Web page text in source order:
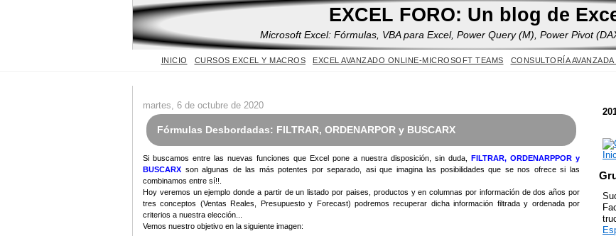
Yes
EXCEL FORO: Un blog de
Microsoft Excel: Fórmulas, VBA para Excel, Power Query (M), Power Pivot
INICIO CURSOS EXCEL Y MACROS EXCEL AVANZADO ONLINE-MICROSOFT TEAMS CONSULTORÍA AVANZADA
martes, 6 de octubre de 2020
Fórmulas Desbordadas: FILTRAR, ORDENARPOR y BUSCARX
Si buscamos entre las nuevas funciones que Excel pone a nuestra disposición, sin duda,
FILTRAR, ORDENARPPOR y
BUSCARX son algunas de las más potentes por separado, asi que imagina las posibilidades que se nos ofrece si las
combinamos entre sí!!.
Hoy veremos un ejemplo donde a partir de un listado por paises, productos y en columnas por información de dos años por
tres conceptos (Ventas Reales, Presupuesto y Forecast) podremos recuperar dicha información filtrada y ordenada por
criterios a nuestra elección...
Vemos nuestro objetivo en la siguiente imagen: